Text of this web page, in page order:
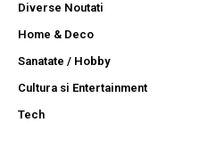
Diverse Noutati
Home & Deco
Sanatate / Hobby
Cultura si Entertainment
Tech